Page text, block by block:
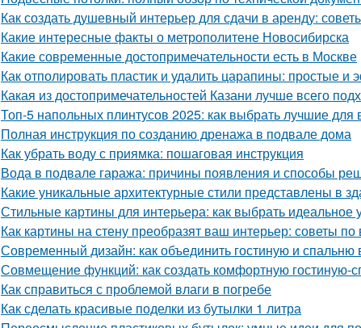
Как создать душевный интерьер для сдачи в аренду:
Какие интересные факты о метрополитене Новосибирска
Какие современные достопримечательности есть в Москве
Как отполировать пластик и удалить царапины: простые
Какая из достопримечательностей Казани лучше всего
Топ-5 напольных плинтусов 2025: как выбрать лучшие
Полная инструкция по созданию дренажа в подвале дома
Как убрать воду с приямка: пошаговая инструкция
Вода в подвале гаража: причины появления и способы
Какие уникальные архитектурные стили представлены в
Стильные картины для интерьера: как выбрать
Как картины на стену преобразят ваш интерьер: советы
Современный дизайн: как объединить гостиную и спальню
Совмещение функций: как создать комфортную гостиную-
Как справиться с проблемой влаги в погребе
Как сделать красивые поделки из бутылки 1 литра